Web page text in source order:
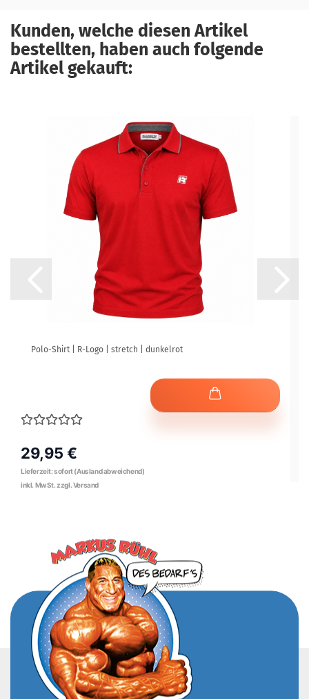
Kunden, welche diesen Artikel
bestellten, haben auch folgende
Artikel gekauft:
Polo-Shirt | R-Logo | stretch | dunkelrot
29,95 €